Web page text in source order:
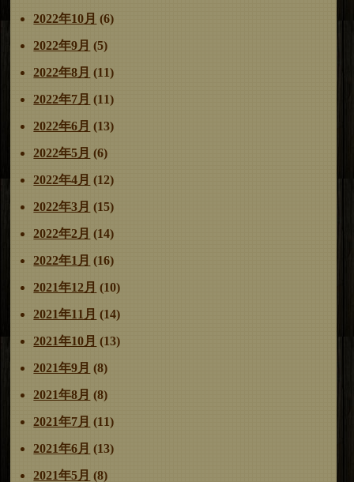
2022年10月 (6)
2022年9月 (5)
2022年8月 (11)
2022年7月 (11)
2022年6月 (13)
2022年5月 (6)
2022年4月 (12)
2022年3月 (15)
2022年2月 (14)
2022年1月 (16)
2021年12月 (10)
2021年11月 (14)
2021年10月 (13)
2021年9月 (8)
2021年8月 (8)
2021年7月 (11)
2021年6月 (13)
2021年5月 (8)